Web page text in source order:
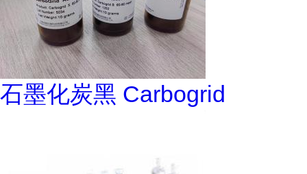
石墨化炭黑 Carbogrid